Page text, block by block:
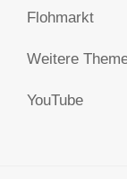
Flohmarkt
Weitere
YouTube